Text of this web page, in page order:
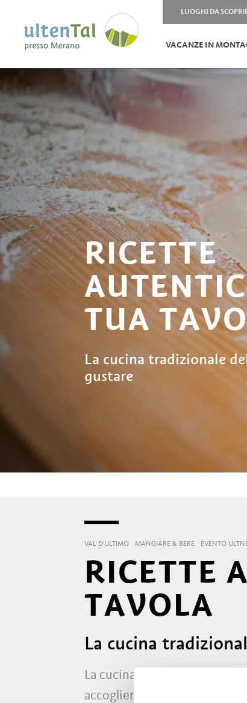
LUOGHI DA
VACANZE IN
RICETTE
TUA
La cucina tradizionale
gustare
VAL D'ULTIMO MANGIARE & BERE EVENTO
RICETTE
TAVOLA
La cucina
La cucina della Val
accoglienti stube si servono